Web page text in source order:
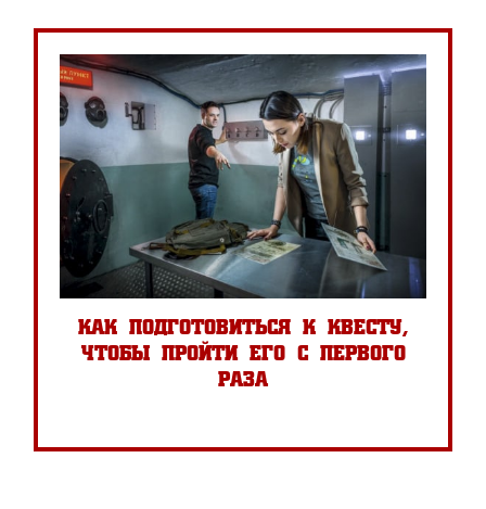
как подготовиться к квесту,
чтобы пройти его с первого
раза